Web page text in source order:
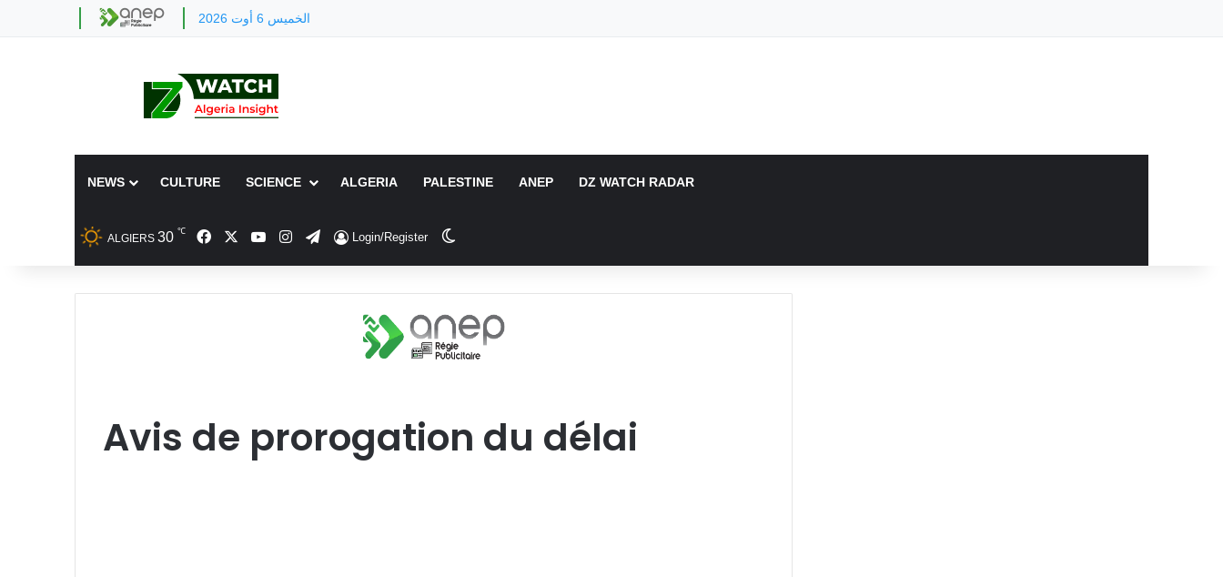
الخميس 6 أوت 2026
NEWS CULTURE SCIENCE ALGERIA PALESTINE ANEP DZ WATCH RADAR
ALGIERS 30 ℃ FacebookYouTubeInstagram
TelegramLogin/Register
Avis de prorogation du délai